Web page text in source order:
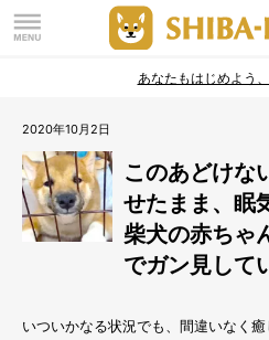
あなたもはじめよう
2020年10月2日
このあどけな
せたまま、眠
柴犬の赤ちゃ
でガン見して
いついかなる状況でも、間違いなく